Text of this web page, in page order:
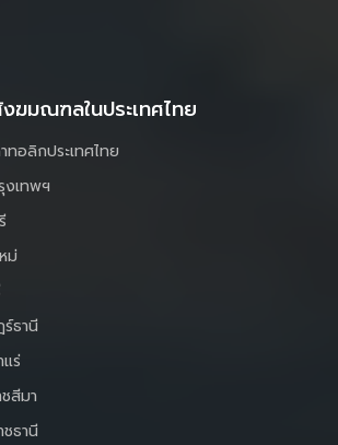
ฆมณฑลในประเทศไทย
ทอลิกประเทศไทย
เทพฯ
ม่
ธานี
ร่
สีมา
ธานี